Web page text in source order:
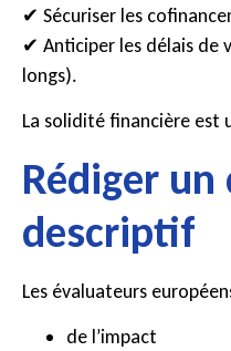
✔ Sécuriser les
✔ Anticiper les délais de
longs).
La solidité financière est
Rédiger
descriptif
Les évaluateurs
de l’impact